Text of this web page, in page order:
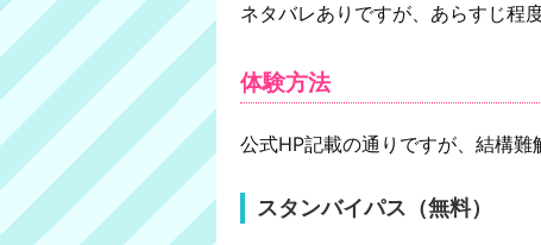
ネタバレありですが、あらすじ程
体験方法
公式HP記載の通りですが、結構難
スタンバイパス（無料）